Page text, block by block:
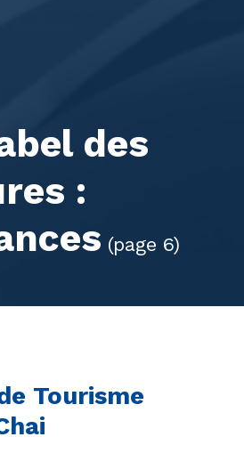
des
:
(page 6)
Tourisme